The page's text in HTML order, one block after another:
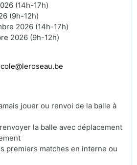
(14h-17h)
(9h-12h)
2026 (14h-17h)
2026 (9h-12h)
jouer ou renvoi de la balle à
renvoyer la balle avec déplacement
premiers matches en interne ou